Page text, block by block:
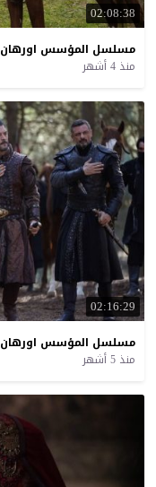
02:08:38
مسلسل المؤسس اورهان
منذ 4 أشهر
02:16:29
مسلسل المؤسس اورهان
منذ 5 أشهر